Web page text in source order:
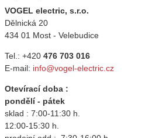
VOGEL electric, s.r.o.
Dělnická 20
434 01 Most - Velebudice
Tel.: +420 476 703 016
E-mail: info@vogel-electric.cz
Otevírací doba :
pondělí - pátek
sklad : 7:00-11:30 h.
12:00-15:30 h.